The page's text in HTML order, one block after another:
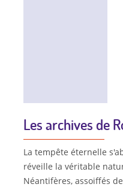
Les archives de
La tempête éternelle
réveille la véritable
Néantifères, assoiffés